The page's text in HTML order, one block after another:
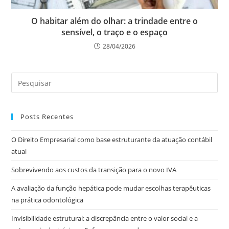
O habitar além do olhar: a trindade entre o
sensível, o traço e o espaço
28/04/2026
Posts Recentes
O Direito Empresarial como base estruturante da atuação contábil
atual
Sobrevivendo aos custos da transição para o novo IVA
A avaliação da função hepática pode mudar escolhas terapêuticas
na prática odontológica
Invisibilidade estrutural: a discrepância entre o valor social e a